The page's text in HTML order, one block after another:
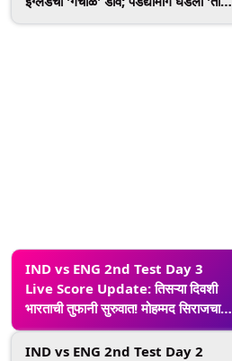
IND vs ENG 2nd Test Day 3
Live Score Update: तिसऱ्या दिवशी
भारताची तुफानी सुरुवात! मोहम्मद सिराजचा
भेदक माऱ्याने रूट-स्टोक्स माघारी
IND vs ENG 2nd Test Day 2